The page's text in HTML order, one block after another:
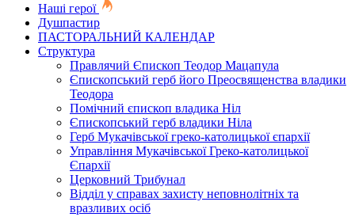
Наші герої
Душпастир
ПАСТОРАЛЬНИЙ КАЛЕНДАР
Структура
Правлячий Єпископ Теодор Мацапула
Єпископський герб його Преосвященства владики
Теодора
Помічний єпископ владика Ніл
Єпископський герб владики Ніла
Герб Мукачівської греко-католицької єпархії
Управління Мукачівської Греко-католицької
Єпархії
Церковний Трибунал
Відділ у справах захисту неповнолітніх та
вразливих осіб